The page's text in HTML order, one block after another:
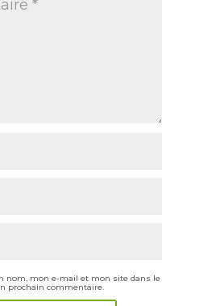
nom, mon e-mail et mon site dans le
prochain commentaire.